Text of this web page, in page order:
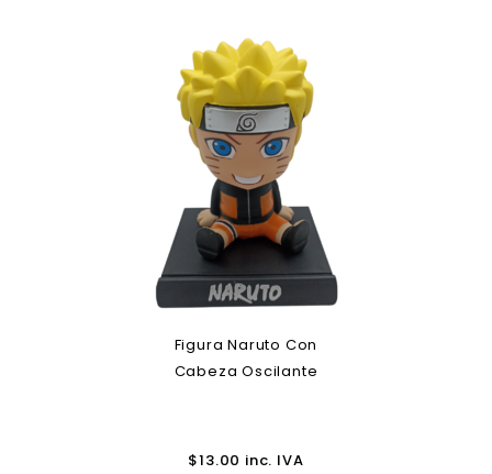
Figura Naruto Con
Cabeza Oscilante
$13.00 inc. IVA